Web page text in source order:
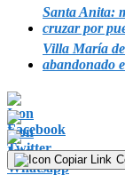
Santa Anita:
cruzar por
Villa María
abandonado